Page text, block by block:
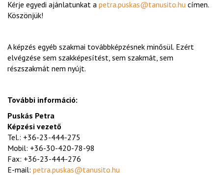
Kérje egyedi ajánlatunkat a petra.puskas@tanusito.hu címen.
Köszönjük!
A képzés egyéb szakmai továbbképzésnek minősül. Ezért
elvégzése sem szakképesítést, sem szakmát, sem
részszakmát nem nyújt.
További információ:
Puskás Petra
Képzési vezető
Tel.: +36-23-444-275
Mobil: +36-30-420-78-98
Fax: +36-23-444-276
E-mail: petra.puskas@tanusito.hu